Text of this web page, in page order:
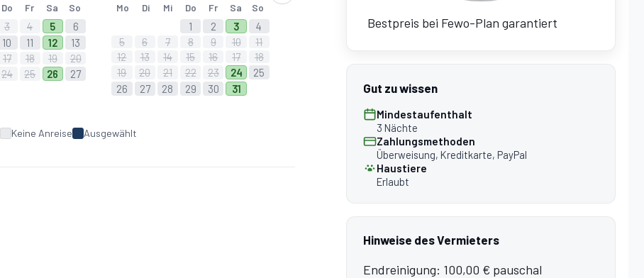
Do Fr Sa So
3 4 5
6
10 11 12
13
17 18 19
20
24 25 26
27
Mo Di Mi Do Fr Sa So
1 2 3
4
5
6 7 8 9 10
11
12
13 14 15 16 17
18
19
20 21 22 23 24
25
26
27 28 29 30 31
Keine Anreise Ausgewählt
Bestpreis bei Fewo-Plan garantiert
Gut zu wissen
Mindestaufenthalt
3 Nächte
Zahlungsmethoden
Überweisung, Kreditkarte, PayPal
Haustiere
Erlaubt
Hinweise des Vermieters
Endreinigung: 100,00 € pauschal